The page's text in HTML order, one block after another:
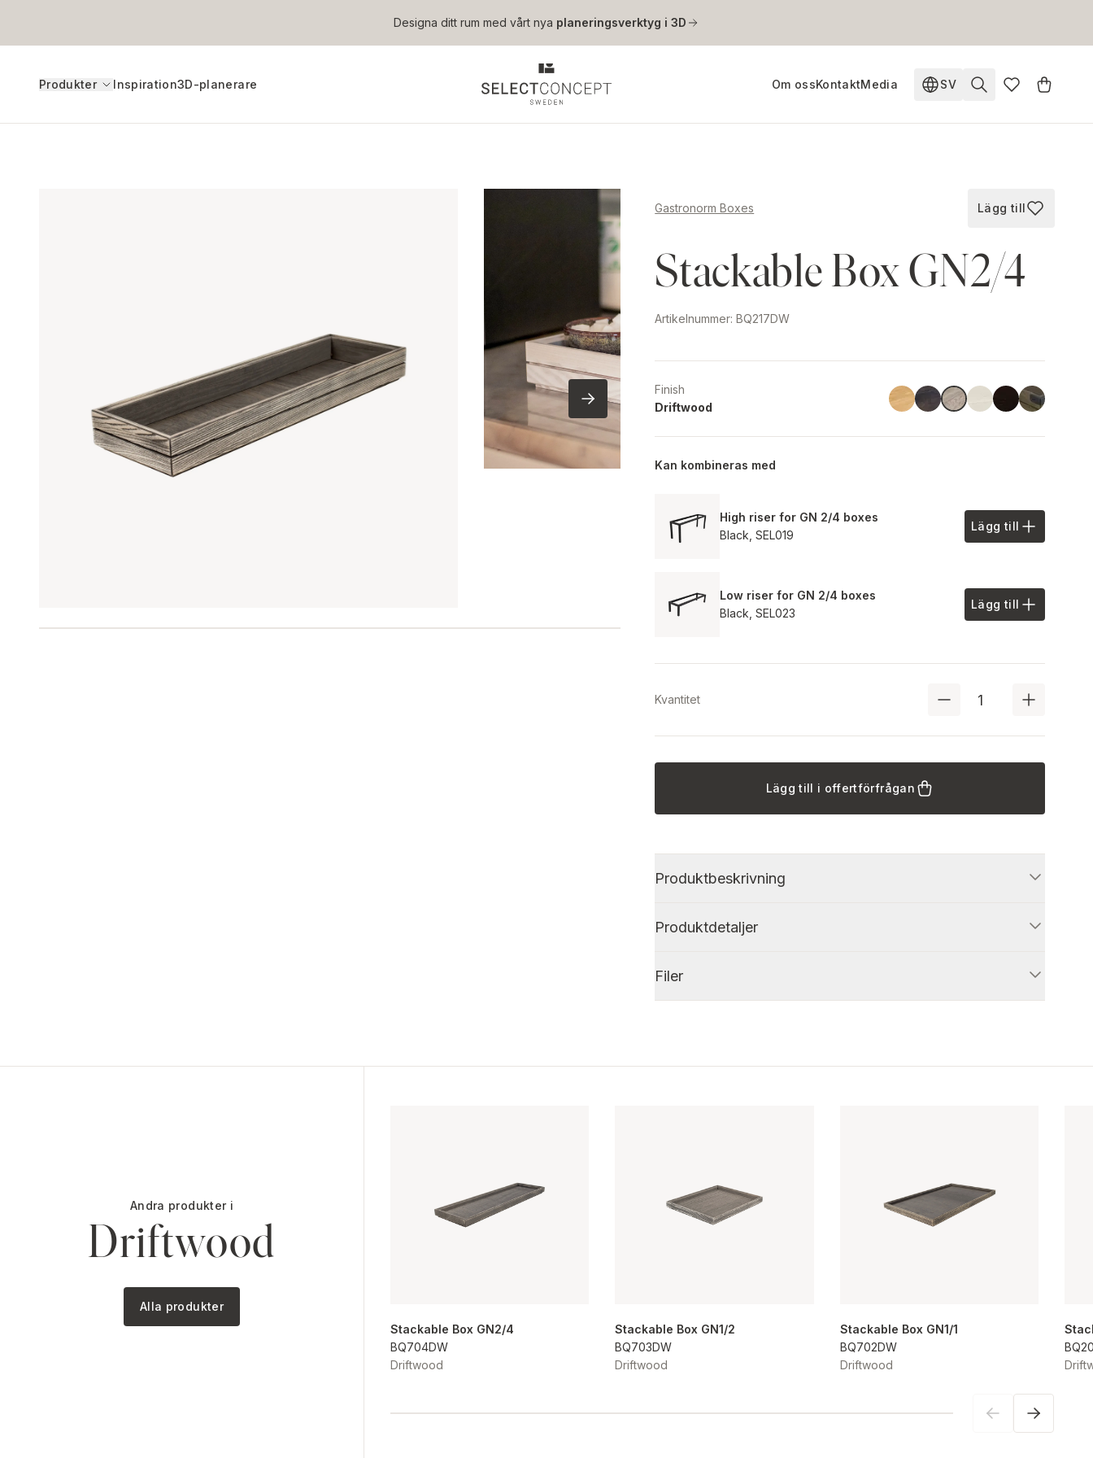
Hoppa till huvudinnehåll
Designa ditt rum med vårt nya planeringsverktyg i 3D
Produkter Inspiration3D-planerare Om ossKontaktMedia SV
Ändra språk. Nuvarande
Gastronorm Boxes Lägg till i
Lägg till
Stackable Box GN2/4
Artikelnummer:BQ217DW
Finish
Driftwood
LinoilHavana Black
Driftwood
AshBlackChestnut
Kan kombineras med
High riser for GN 2/4 boxes
Black,SEL019 Lägg till i
Lägg till
Low riser for GN 2/4 boxes
Black,SEL023 Lägg till i
Lägg till
Kvantitet
Lägg till i offertförfrågan
Produktbeskrivning
Produktdetaljer
Filer
Andra produkter i
Driftwood
Alla produkter
Stackable Box GN2/4
BQ704DW
Driftwood
Stackable Box GN1/2
BQ703DW
Driftwood
Stackable Box GN1/1
BQ702DW
Driftwood